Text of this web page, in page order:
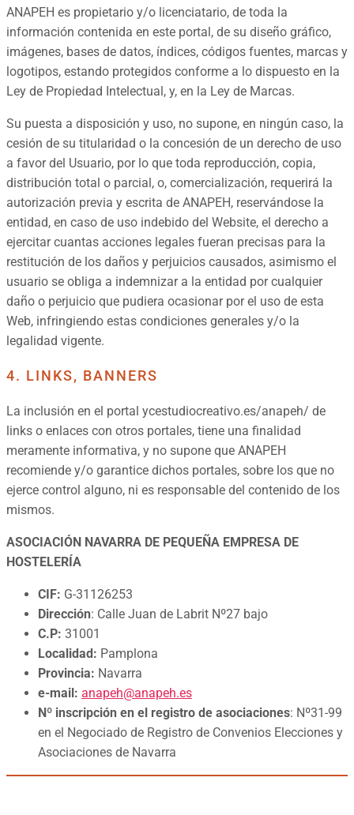
ANAPEH es propietario y/o licenciatario, de toda la
información contenida en este portal, de su diseño gráfico,
imágenes, bases de datos, índices, códigos fuentes, marcas y
logotipos, estando protegidos conforme a lo dispuesto en la
Ley de Propiedad Intelectual, y, en la Ley de Marcas.
Su puesta a disposición y uso, no supone, en ningún caso, la
cesión de su titularidad o la concesión de un derecho de uso
a favor del Usuario, por lo que toda reproducción, copia,
distribución total o parcial, o, comercialización, requerirá la
autorización previa y escrita de ANAPEH, reservándose la
entidad, en caso de uso indebido del Website, el derecho a
ejercitar cuantas acciones legales fueran precisas para la
restitución de los daños y perjuicios causados, asimismo el
usuario se obliga a indemnizar a la entidad por cualquier
daño o perjuicio que pudiera ocasionar por el uso de esta
Web, infringiendo estas condiciones generales y/o la
legalidad vigente.
4. LINKS, BANNERS
La inclusión en el portal ycestudiocreativo.es/anapeh/ de
links o enlaces con otros portales, tiene una finalidad
meramente informativa, y no supone que ANAPEH
recomiende y/o garantice dichos portales, sobre los que no
ejerce control alguno, ni es responsable del contenido de los
mismos.
ASOCIACIÓN NAVARRA DE PEQUEÑA EMPRESA DE
HOSTELERÍA
CIF: G-31126253
Dirección: Calle Juan de Labrit Nº27 bajo
C.P: 31001
Localidad: Pamplona
Provincia: Navarra
e-mail: anapeh@anapeh.es
Nº inscripción en el registro de asociaciones: Nº31-99
en el Negociado de Registro de Convenios Elecciones y
Asociaciones de Navarra